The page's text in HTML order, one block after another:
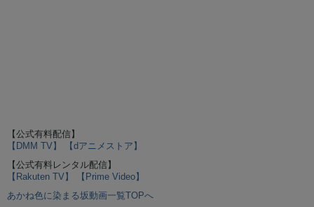
【公式有料配信】
【DMM TV】
【dアニメストア】
【公式有料レンタル配信】
【Rakuten TV】
【Prime Video】
あかね色に染まる坂動画一覧TOPへ